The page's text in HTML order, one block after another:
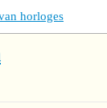
horloges